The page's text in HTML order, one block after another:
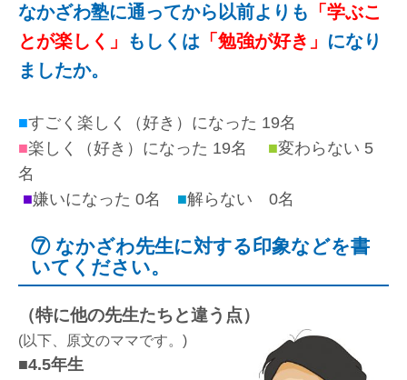
なかざわ塾に通ってから以前よりも 「学ぶこ
とが楽しく」
もしくは 「勉強が好き」 になり
ましたか。
■すごく楽しく（好き）になった 19名
■楽しく（好き）になった 19名 ■変わらない 5
名
■嫌いになった 0名 ■解らない 0名
⑦ なかざわ先生に対する印象などを書
いてください。
（特に他の先生たちと違う点）
(以下、原文のママです。)
■4.5年生